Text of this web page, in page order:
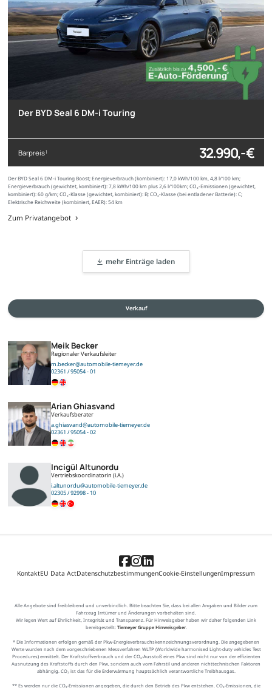
Der BYD Seal 6 DM-i Touring
Barpreis1 32.990,- €
Der BYD Seal 6 DM-i Touring Boost; Energieverbrauch (kombiniert): 17,0 kWh/100 km, 4,8 l/100 km;
Energieverbrauch (gewichtet, kombiniert): 7,8 kWh/100 km plus 2,6 l/100km; CO₂-Emissionen (gewichtet,
kombiniert): 60 g/km; CO₂-Klasse (gewichtet, kombiniert): B; CO₂-Klasse (bei entladener Batterie): C;
Elektrische Reichweite (kombiniert, EAER): 54 km
Zum Privatangebot
mehr Einträge laden
Verkauf
Meik Becker
Regionaler Verkaufsleiter
m.becker@automobile-tiemeyer.de
02361 / 95054 - 01
Arian Ghiasvand
Verkaufsberater
a.ghiasvand@automobile-tiemeyer.de
02361 / 95054 - 02
Incigül Altunordu
Vertriebskoordinatorin (i.A.)
i.altunordu@automobile-tiemeyer.de
02305 / 92998 - 10
KontaktEU Data ActDatenschutzbestimmungenCookie-EinstellungenImpressum
Alle Angebote sind freibleibend und unverbindlich. Bitte beachten Sie, dass bei allen Angaben und Bilder zum
Fahrzeug Irrtümer und Änderungen vorbehalten sind.
Wir legen Wert auf Ehrlichkeit, Integrität und Transparenz. Für Hinweisgeber haben wir daher folgenden Link
bereitgestellt: Tiemeyer Gruppe Hinweisgeber.
* Die Informationen erfolgen gemäß der Pkw-Energieverbrauchskennzeichnungsverordnung. Die angegebenen
Werte wurden nach dem vorgeschriebenen Messverfahren WLTP (Worldwide harmonised Light-duty vehicles Test
Procedures) ermittelt. Der Kraftstoffverbrauch und der CO₂-Ausstoß eines Pkw sind nicht nur von der effizienten
Ausnutzung des Kraftstoffs durch den Pkw, sondern auch vom Fahrstil und anderen nichttechnischen Faktoren
abhängig. CO₂ ist das für die Erderwärmung hauptsächlich verantwortliche Treibhausgas.
** Es werden nur die CO₂-Emissionen angegeben, die durch den Betrieb des Pkw entstehen. CO₂-Emissionen, die